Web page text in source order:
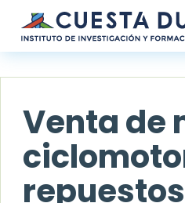
Pasar al contenido principal
Venta de